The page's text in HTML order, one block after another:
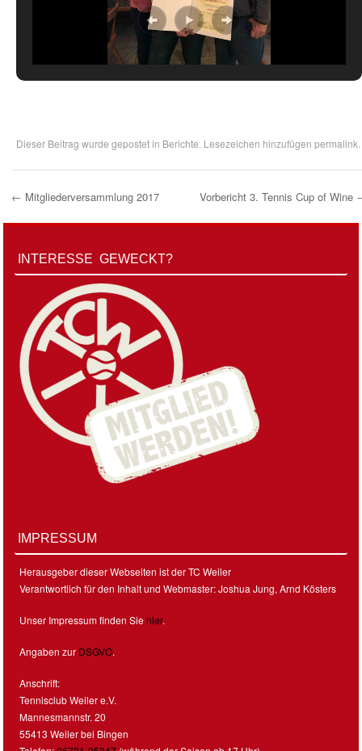
Dieser Beitrag wurde gepostet in Berichte . Lesezeichen hinzufügenpermalink
Post Navigation
← Mitgliederversammlung 2017 Vorbericht 3. Tennis Cup of Wine
INTERESSE GEWECKT?
IMPRESSUM
Herausgeber dieser Webseiten ist der TC Weiler
Verantwortlich für den Inhalt und Webmaster: Joshua Jung, Arnd Kösters
Unser Impressum finden Siehier.
Angaben zur DSGVO.
Anschrift:
Tennisclub Weiler e.V.
Mannesmannstr. 20
55413 Weiler bei Bingen